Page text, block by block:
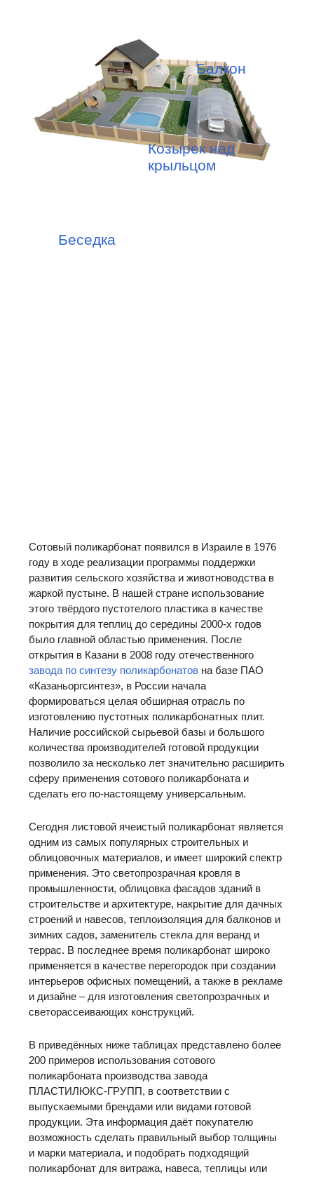
Беседка
Балкон
Козырек над
крыльцом
Сотовый поликарбонат появился в Израиле в 1976
году в ходе реализации программы поддержки
развития сельского хозяйства и животноводства в
жаркой пустыне. В нашей стране использование
этого твёрдого пустотелого пластика в качестве
покрытия для теплиц до середины 2000-х годов
было главной областью применения. После
открытия в Казани в 2008 году отечественного
завода по синтезу поликарбонатов на базе ПАО
«Казаньоргсинтез», в России начала
формироваться целая обширная отрасль по
изготовлению пустотных поликарбонатных плит.
Наличие российской сырьевой базы и большого
количества производителей готовой продукции
позволило за несколько лет значительно расширить
сферу применения сотового поликарбоната и
сделать его по-настоящему универсальным.
Сегодня листовой ячеистый поликарбонат является
одним из самых популярных строительных и
облицовочных материалов, и имеет широкий спектр
применения. Это светопрозрачная кровля в
промышленности, облицовка фасадов зданий в
строительстве и архитектуре, накрытие для дачных
строений и навесов, теплоизоляция для балконов и
зимних садов, заменитель стекла для веранд и
террас. В последнее время поликарбонат широко
применяется в качестве перегородок при создании
интерьеров офисных помещений, а также в рекламе
и дизайне – для изготовления светопрозрачных и
светорассеивающих конструкций.
В приведённых ниже таблицах представлено более
200 примеров использования сотового
поликарбоната производства завода
ПЛАСТИЛЮКС-ГРУПП, в соответствии с
выпускаемыми брендами или видами готовой
продукции. Эта информация даёт покупателю
возможность сделать правильный выбор толщины
и марки материала, и подобрать подходящий
поликарбонат для витража, навеса, теплицы или